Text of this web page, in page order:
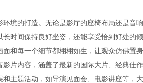
境的打造。无论是影厅的座椅布局还是音
长时间保持良好坐姿，还能享受恰到好处的
和每一个细节都栩栩如生，让观众仿佛置
片内容，涵盖了最新的国际大片、经典佳
主题活动，如导演见面会、电影讲座等，